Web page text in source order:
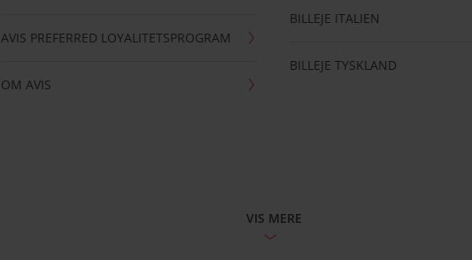
AVIS PREFERRED LOYALITETSPROGRAM
OM AVIS
BILLEJE ITALIEN
BILLEJE TYSKLAND
VIS MERE